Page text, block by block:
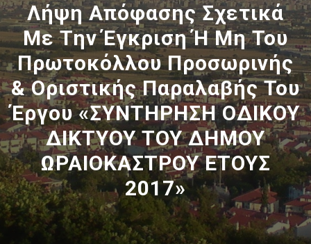
Λήψη Απόφασης Σχετικά
Με Την Έγκριση Ή Μη Του
Πρωτοκόλλου Προσωρινής
& Οριστικής Παραλαβής Του
Έργου «ΣΥΝΤΗΡΗΣΗ ΟΔΙΚΟΥ
ΔΙΚΤΥΟΥ ΤΟΥ ΔΗΜΟΥ
ΩΡΑΙΟΚΑΣΤΡΟΥ ΕΤΟΥΣ
2017»